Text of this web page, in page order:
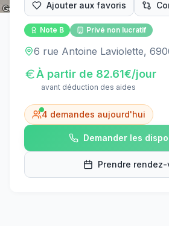
Ajouter aux favoris
Note B Privé non lucratif
6 rue Antoine Laviolette,
À partir de 82.61€/jour
avant déduction des aides
4 demandes aujourd'hui
Demander les
Prendre rendez-